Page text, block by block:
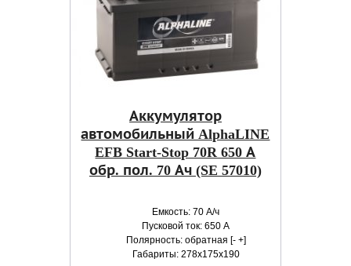
Аккумулятор
автомобильный AlphaLINE
EFB Start-Stop 70R 650 А
обр. пол. 70 Ач (SE 57010)
Емкость: 70 А/ч
Пусковой ток: 650 А
Полярность: обратная [- +]
Габариты: 278x175x190